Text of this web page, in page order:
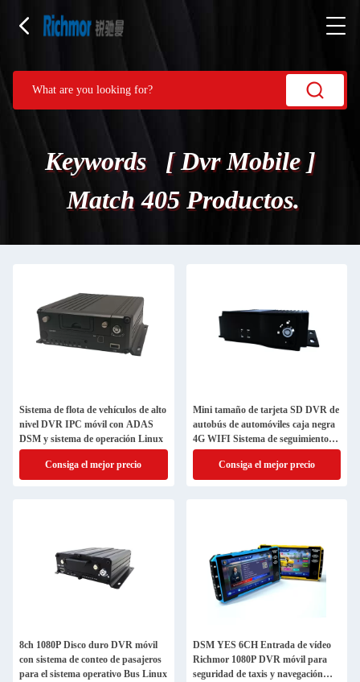
Keywords [ Dvr Mobile ]
Match 405 Productos.
Sistema de flota de vehículos de alto
nivel DVR IPC móvil con ADAS
DSM y sistema de operación Linux
Consiga el mejor precio
Mini tamaño de tarjeta SD DVR de
autobús de automóviles caja negra
4G WIFI Sistema de seguimiento
GPS 4CH 1080P DVR móvil
Consiga el mejor precio
8ch 1080P Disco duro DVR móvil
con sistema de conteo de pasajeros
para el sistema operativo Bus Linux
DSM YES 6CH Entrada de vídeo
Richmor 1080P DVR móvil para
seguridad de taxis y navegación